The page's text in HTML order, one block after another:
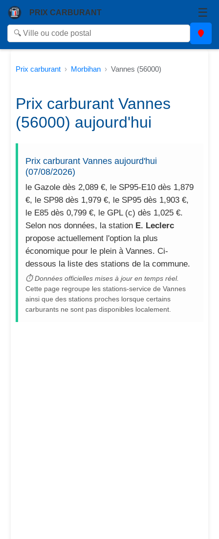
PRIX CARBURANT ☰
Prix carburant Morbihan Vannes (56000)
Prix carburant Vannes
(56000) aujourd'hui
Prix carburant Vannes aujourd'hui
(07/08/2026)
le Gazole dès 2,089 €, le SP95-E10 dès 1,879
€, le SP98 dès 1,979 €, le SP95 dès 1,903 €,
le E85 dès 0,799 €, le GPL (c) dès 1,025 €.
Selon nos données, la station E. Leclerc
propose actuellement l'option la plus
économique pour le plein à Vannes. Ci-
dessous la liste des stations de la commune.
⏱ Données officielles mises à jour en temps réel.
Cette page regroupe les stations-service de Vannes
ainsi que des stations proches lorsque certains
carburants ne sont pas disponibles localement.